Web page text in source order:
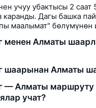
учуу убактысы 2 саат
каранды. Дагы башка
маалымат" бөлүмүнөн
менен Алматы
шаарынан Алматы
— Алматы
учат?